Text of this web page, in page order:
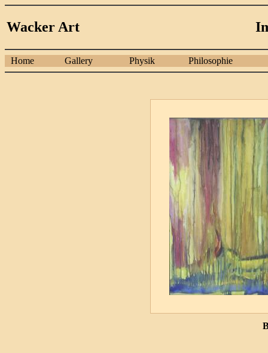
Wacker Art
Home Gallery Physik Philosophie